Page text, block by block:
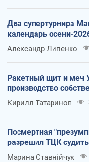
Два супертурнира
календарь осени-
Александр Липенко
Ракетный щит и меч
производство
Кирилл Татаринов
Посмертная
разрешил ТЦК
Марина Ставнійчук